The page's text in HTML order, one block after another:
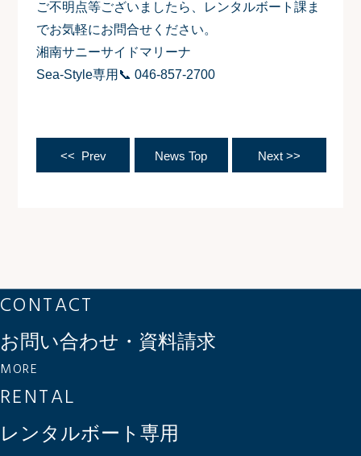
ご不明点等ございましたら、レンタルボート課ま
でお気軽にお問合せください。
湘南サニーサイドマリーナ
Sea-Style専用📞 046-857-2700
<< Prev News Top Next >>
CONTACT
お問い合わせ・資料請求
MORE
RENTAL
レンタルボート専用